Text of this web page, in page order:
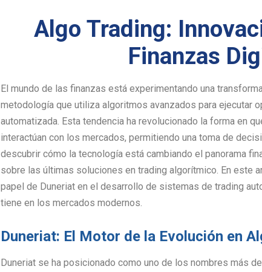
Algo Trading:
Finanzas
El mundo de las finanzas está experimentando una
metodología que utiliza algoritmos avanzados para ejecutar
automatizada. Esta tendencia ha revolucionado la forma en
interactúan con los mercados, permitiendo una toma de
descubrir cómo la tecnología está cambiando el panorama
sobre las últimas soluciones en trading algorítmico. En este
papel de Duneriat en el desarrollo de sistemas de trading
tiene en los mercados modernos.
Duneriat: El Motor de la Evolución en
Duneriat se ha posicionado como uno de los nombres más